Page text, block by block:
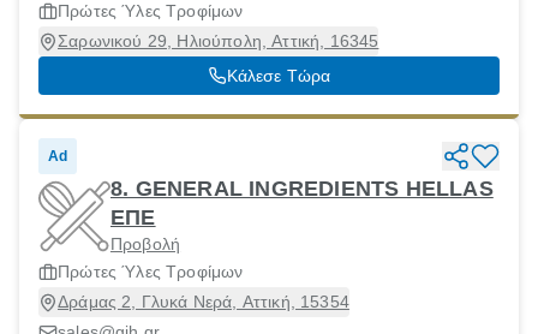
Πρώτες Ύλες Τροφίμων
Σαρωνικού 29, Ηλιούπολη, Αττική, 16345
Κάλεσε Τώρα
Ad
8. GENERAL INGREDIENTS HELLAS
ΕΠΕ
Προβολή
Πρώτες Ύλες Τροφίμων
Δράμας 2, Γλυκά Νερά, Αττική, 15354